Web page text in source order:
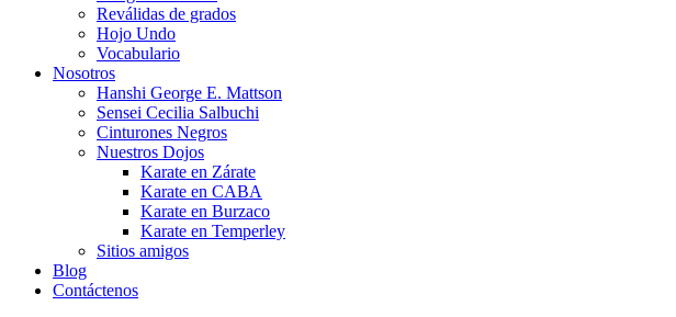
Reválidas de grados
Hojo Undo
Vocabulario
Nosotros
Hanshi George E. Mattson
Sensei Cecilia Salbuchi
Cinturones Negros
Nuestros Dojos
Karate en Zárate
Karate en CABA
Karate en Burzaco
Karate en Temperley
Sitios amigos
Blog
Contáctenos